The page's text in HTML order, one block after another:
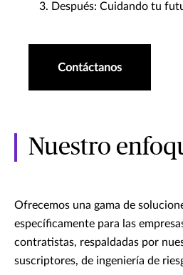
Después: Cuidando tu
Contáctanos
Nuestro
Ofrecemos una gama de
específicamente para las
contratistas, respaldadas por
suscriptores, de ingeniería de